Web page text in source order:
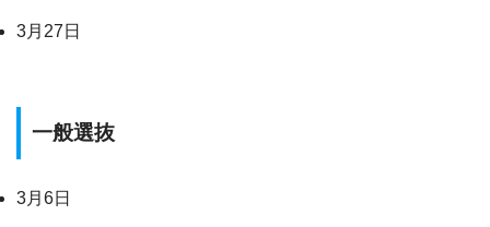
3月27日
一般選抜
3月6日